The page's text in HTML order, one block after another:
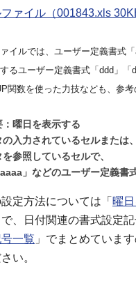
ァイル（001843.xls
ァイルでは、ユーザー定義書式
るユーザー定義書式「ddd」「
関数を使った力技なども、参考
曜日を表示する
の入力されているセルまたは、
を参照しているセルで、
aaaa」などのユーザー定義書
定方法については「 曜
、日付関連の書式設定記
一覧 」でまとめていま
い。